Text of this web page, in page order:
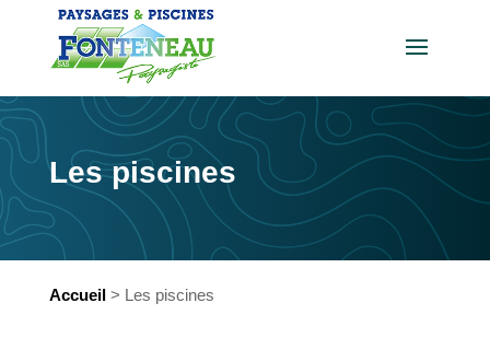
Les piscines
Accueil> Les piscines